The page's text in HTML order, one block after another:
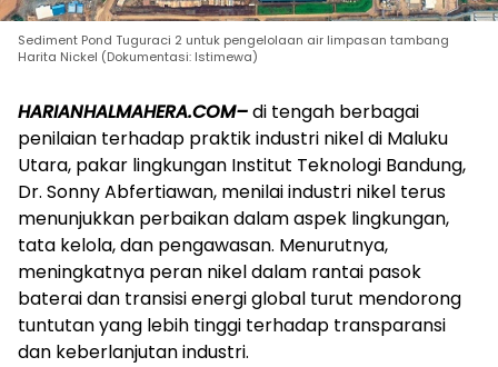
Sediment Pond Tuguraci 2 untuk pengelolaan air limpasan tambang
Harita Nickel (Dokumentasi: Istimewa)
HARIANHALMAHERA.COM–di tengah berbagai
penilaian terhadap praktik industri nikel di Maluku
Utara, pakar lingkungan Institut Teknologi Bandung,
Dr. Sonny Abfertiawan, menilai industri nikel terus
menunjukkan perbaikan dalam aspek lingkungan,
tata kelola, dan pengawasan. Menurutnya,
meningkatnya peran nikel dalam rantai pasok
baterai dan transisi energi global turut mendorong
tuntutan yang lebih tinggi terhadap transparansi
dan keberlanjutan industri.